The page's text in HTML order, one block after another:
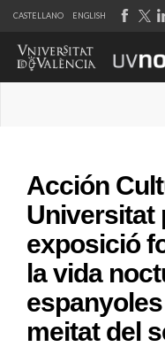
CASTELLANO ENGLISH
Acción
Universitat
exposició
la vida
meitat del